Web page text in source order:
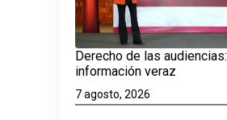
Derecho de las audiencias:
información veraz
7 agosto, 2026